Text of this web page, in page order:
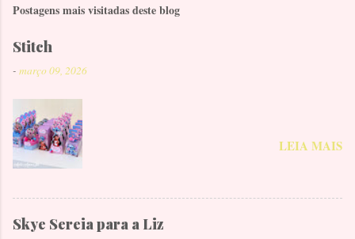
Postagens mais visitadas deste blog
Stitch
- março 09, 2026
LEIA MAIS
Skye Sereia para a Liz